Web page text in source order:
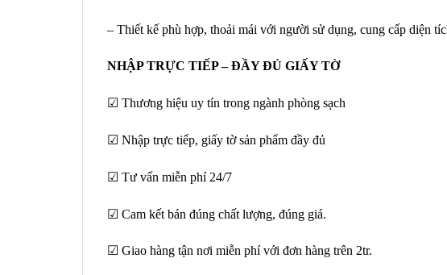
– Thiết kế phù hợp, thoải mái với người sử dụng, cung cấp diện
NHẬP TRỰC TIẾP – ĐẦY ĐỦ GIẤY TỜ
☑ Thương hiệu uy tín trong ngành phòng sạch
☑ Nhập trực tiếp, giấy tờ sản phẩm đầy đủ
☑ Tư vấn miễn phí 24/7
☑ Cam kết bán đúng chất lượng, đúng giá.
☑ Giao hàng tận nơi miễn phí với đơn hàng trên 2tr.